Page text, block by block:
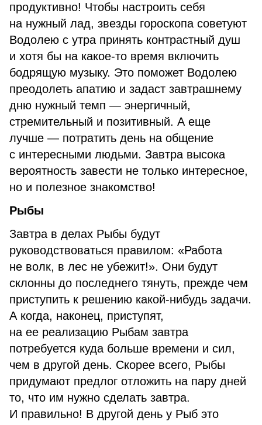
продуктивно! Чтобы настроить себя
на нужный лад, звезды гороскопа советуют
Водолею с утра принять контрастный душ
и хотя бы на какое-то время включить
бодрящую музыку. Это поможет Водолею
преодолеть апатию и задаст завтрашнему
дню нужный темп — энергичный,
стремительный и позитивный. А еще
лучше — потратить день на общение
с интересными людьми. Завтра высока
вероятность завести не только интересное,
но и полезное знакомство!
Рыбы
Завтра в делах Рыбы будут
руководствоваться правилом: «Работа
не волк, в лес не убежит!». Они будут
склонны до последнего тянуть, прежде чем
приступить к решению какой-нибудь задачи.
А когда, наконец, приступят,
на ее реализацию Рыбам завтра
потребуется куда больше времени и сил,
чем в другой день. Скорее всего, Рыбы
придумают предлог отложить на пару дней
то, что им нужно сделать завтра.
И правильно! В другой день у Рыб это